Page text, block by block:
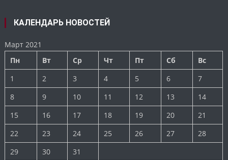
КАЛЕНДАРЬ НОВОСТЕЙ
Март 2021
Пн
Вт Ср Чт Пт Сб
Вс
1
2 3 4 5 6
7
8
9 10 11 12 13
14
15
16 17 18 19 20
21
22
23 24 25 26 27
28
29
30 31